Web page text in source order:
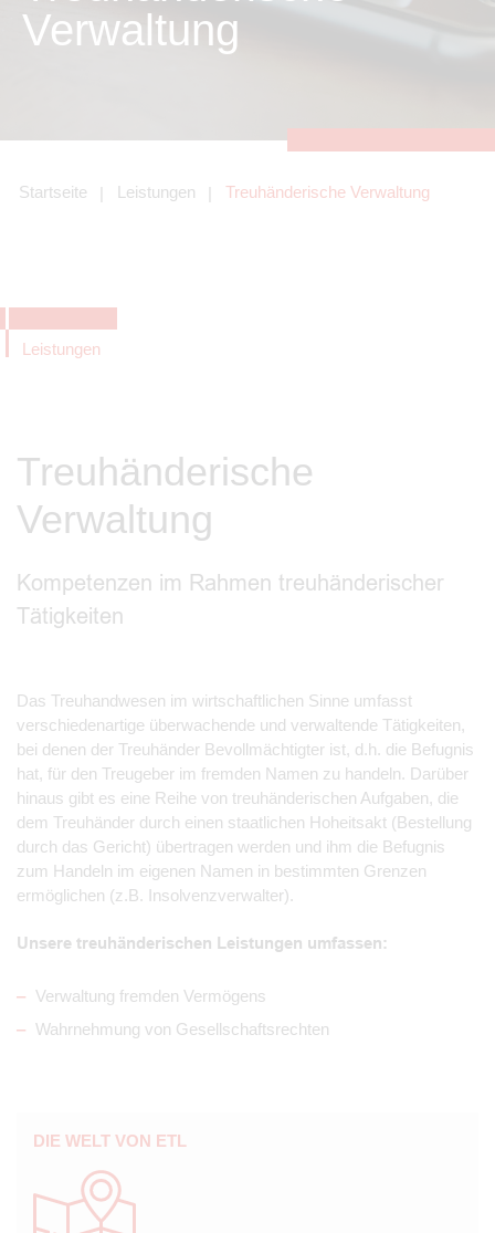
Verwaltung
Startseite Leistungen Treuhänderische Verwaltung
Leistungen
Treuhänderische
Verwaltung
Kompetenzen im Rahmen treuhänderischer
Tätigkeiten
Das Treuhandwesen im wirtschaftlichen Sinne umfasst
verschiedenartige überwachende und verwaltende Tätigkeiten,
bei denen der Treuhänder Bevollmächtigter ist, d.h. die Befugnis
hat, für den Treugeber im fremden Namen zu handeln. Darüber
hinaus gibt es eine Reihe von treuhänderischen Aufgaben, die
dem Treuhänder durch einen staatlichen Hoheitsakt (Bestellung
durch das Gericht) übertragen werden und ihm die Befugnis
zum Handeln im eigenen Namen in bestimmten Grenzen
ermöglichen (z.B. Insolvenzverwalter).
Unsere treuhänderischen Leistungen umfassen:
Verwaltung fremden Vermögens
Wahrnehmung von Gesellschaftsrechten
DIE WELT VON ETL
Tracking- und Targeting-Cookies
Angebotes einschließlich der
Angeboten von z.B. Facebook und
LinkedIn.